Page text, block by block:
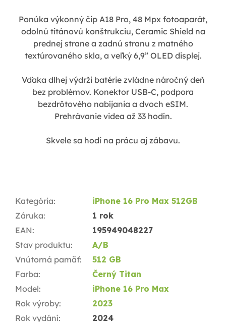
Ponúka výkonný čip A18 Pro, 48 Mpx fotoaparát,
odolnú titánovú konštrukciu, Ceramic Shield na
prednej strane a zadnú stranu z matného
textúrovaného skla, a veľký 6,9” OLED displej.
Vďaka dlhej výdrži batérie zvládne náročný deň
bez problémov. Konektor USB-C, podpora
bezdrôtového nabíjania a dvoch eSIM.
Prehrávanie videa až 33 hodín.
Skvele sa hodí na prácu aj zábavu.
Kategória:
iPhone 16 Pro Max 512GB
Záruka:
1 rok
EAN:
195949048227
Stav produktu:
A/B
Vnútorná pamäť:
512 GB
Farba:
Černý Titan
Model:
iPhone 16 Pro Max
Rok výroby:
2023
Rok vydání: 2024